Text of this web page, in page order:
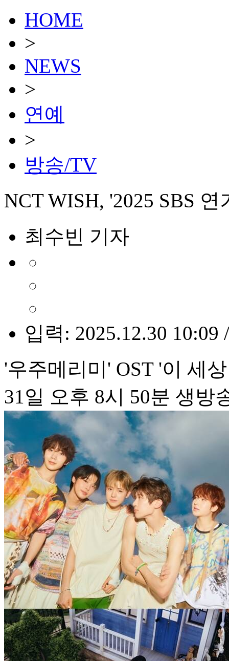
HOME
>
NEWS
>
연예
>
방송/TV
NCT WISH, '2025 SBS
최수빈 기자
입력: 2025.12.30 10:09
'우주메리미' OST '이 세
31일 오후 8시 50분 생방